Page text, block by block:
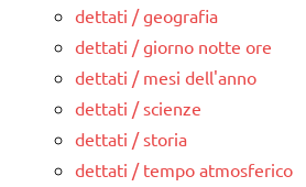
dettati / geografia
dettati / giorno notte ore
dettati / mesi dell'anno
dettati / scienze
dettati / storia
dettati / tempo atmosferico